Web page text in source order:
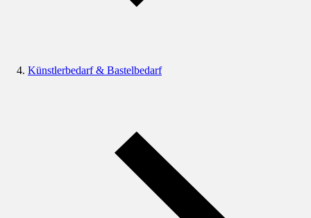
Künstlerbedarf & Bastelbedarf